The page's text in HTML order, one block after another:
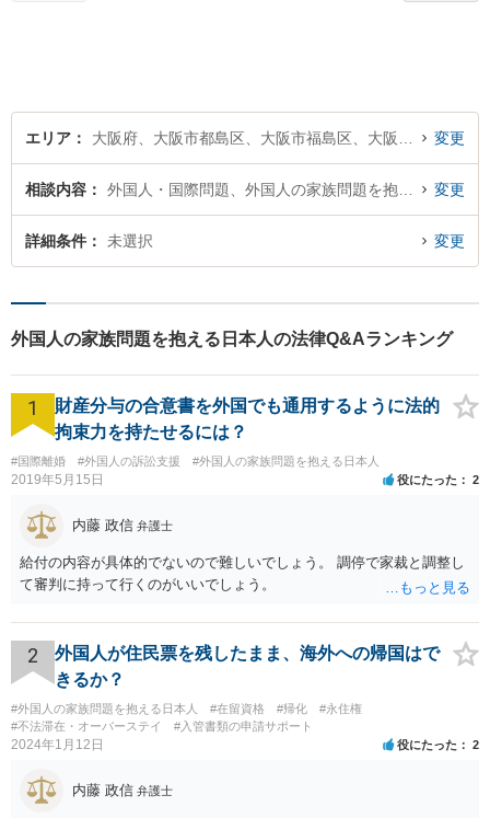
エリア 変更
相談内容 変更
詳細条件 未選択 変更
外国人の家族問題を抱える日本人の法律Q&Aランキング
1
財産分与の合意書を外国でも通用するように法的
拘束力を持たせるには？
#国際離婚 #外国人の訴訟支援 #外国人の家族問題を抱える日本人
2019年5月15日 役にたった 2
内藤 政信 弁護士
給付の内容が具体的でないので難しいでしょう。 調停で家裁と調整し
て審判に持って行くのがいいでしょう。
2
外国人が住民票を残したまま、海外への帰国はで
きるか？
#外国人の家族問題を抱える日本人 #在留資格 #帰化
#永住権
#不法滞在・オーバーステイ
#入管書類の申請サポート
2024年1月12日 役にたった 2
内藤 政信 弁護士